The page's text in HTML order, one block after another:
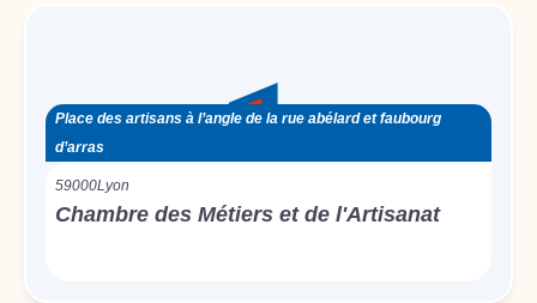
Place des artisans à l’angle de la rue abélard et faubourg
d’arras
59000Lyon
Chambre des Métiers et de l'Artisanat